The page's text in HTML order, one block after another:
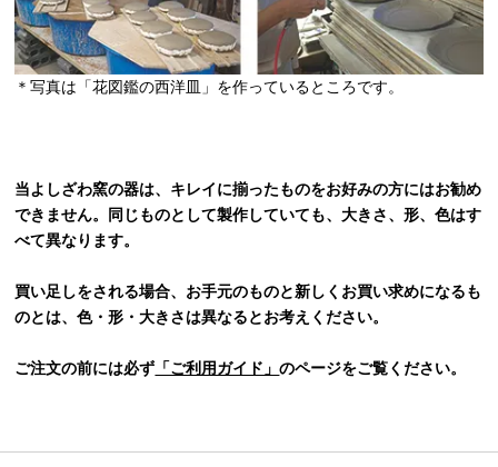
＊写真は「花図鑑の西洋皿」を作っているところです。
当よしざわ窯の器は、キレイに揃ったものをお好みの方にはお勧め
できません。同じものとして製作していても、大きさ、形、色はす
べて異なります。
買い足しをされる場合、お手元のものと新しくお買い求めになるも
のとは、色・形・大きさは異なるとお考えください。
ご注文の前には必ず 「ご利用ガイド」のページをご覧ください。